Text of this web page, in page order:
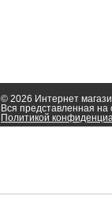
© 2026 Интернет
Вся представленная
Политикой